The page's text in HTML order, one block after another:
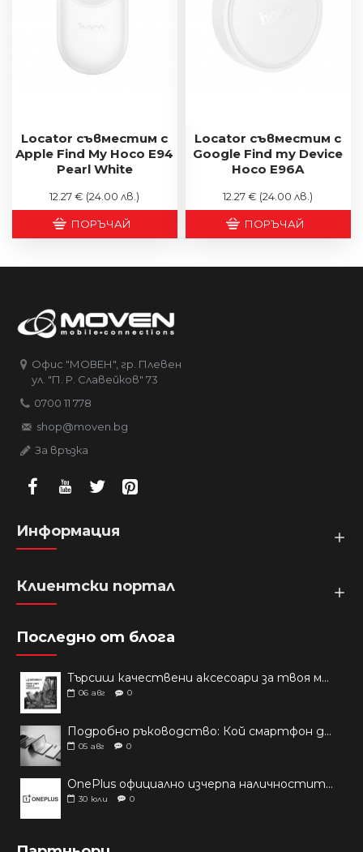
Locator съвместим с
Apple Find My Hoco E94
Pearl White
12.27 € (24.00 лв.)
ПОРЪЧАЙ
Locator съвместим с
Google Find my Device
Hoco E96A
12.27 € (24.00 лв.)
ПОРЪЧАЙ
Офис "МОВЕН", гр. Плевен
ул. "П. Р. Славейков" 73
0700 11 778
shop@moven.bg
За връзка
Информация
Клиентски портал
Последно от блога
Търсиш качествени аксесоари за твоя модел? Как правилно да защитим новия си смартфон: Ръководство за аксесоари през 2026 г.
06 авг 0
Подробно ръководство: Кой смартфон да купиш през 2026 г.?
05 авг 0
OnePlus официално изчерпа наличностите си от телефони на основни пазари
30 юли 0